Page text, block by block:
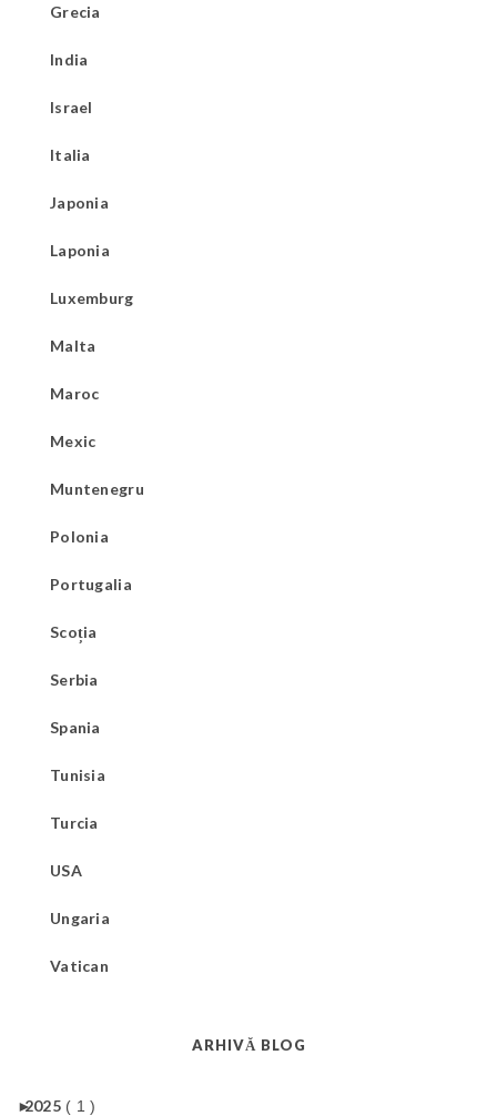
Grecia
India
Israel
Italia
Japonia
Laponia
Luxemburg
Malta
Maroc
Mexic
Muntenegru
Polonia
Portugalia
Scoția
Serbia
Spania
Tunisia
Turcia
USA
Ungaria
Vatican
ARHIVĂ BLOG
►
2025 ( 1 )